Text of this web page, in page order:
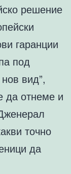
решение
гаранции
под
вид”,
да отнеме и
точно
да